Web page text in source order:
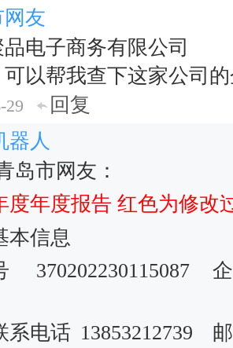
友
电子商务有限公司
以帮我查下这家公司
29
回复
器人
岛市网友：
度年度报告 红色为修改
本信息
370202230115087
系电话 13853212739